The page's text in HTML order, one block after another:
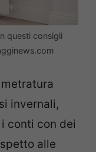
questi consigli
invernali,
conti con dei
alle